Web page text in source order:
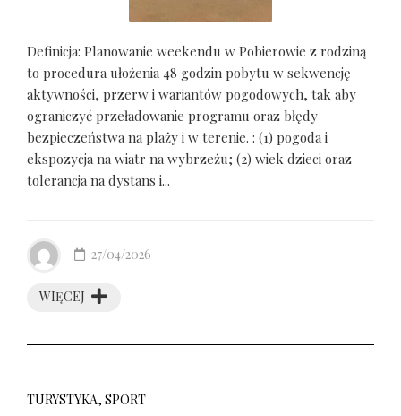
Definicja: Planowanie weekendu w Pobierowie z rodziną
to procedura ułożenia 48 godzin pobytu w sekwencję
aktywności, przerw i wariantów pogodowych, tak aby
ograniczyć przeładowanie programu oraz błędy
bezpieczeństwa na plaży i w terenie. : (1) pogoda i
ekspozycja na wiatr na wybrzeżu; (2) wiek dzieci oraz
tolerancja na dystans i...
WIĘCEJ
27/04/2026
TURYSTYKA, SPORT